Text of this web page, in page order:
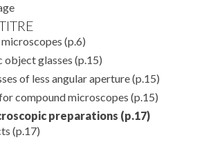
(p.6)
object glasses (p.15)
of less angular aperture(p.15)
compound microscopes (p.15)
preparations (p.17)
(p.17)